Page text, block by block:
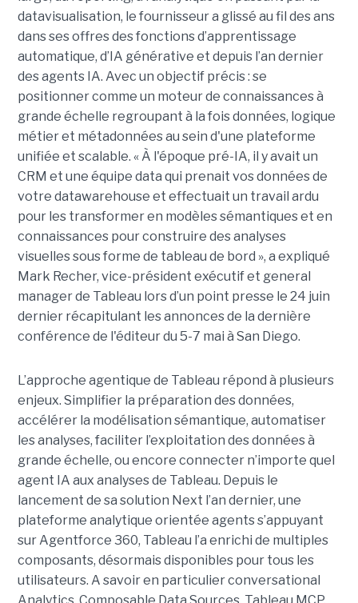
datavisualisation, le fournisseur a glissé au fil des ans
dans ses offres des fonctions d’apprentissage
automatique, d’IA générative et depuis l’an dernier
des agents IA. Avec un objectif précis : se
positionner comme un moteur de connaissances à
grande échelle regroupant à la fois données, logique
métier et métadonnées au sein d'une plateforme
unifiée et scalable. « À l'époque pré-IA, il y avait un
CRM et une équipe data qui prenait vos données de
votre datawarehouse et effectuait un travail ardu
pour les transformer en modèles sémantiques et en
connaissances pour construire des analyses
visuelles sous forme de tableau de bord », a expliqué
Mark Recher, vice-président exécutif et general
manager de Tableau lors d’un point presse le 24 juin
dernier récapitulant les annonces de la dernière
conférence de l'éditeur du 5-7 mai à San Diego.
L’approche agentique de Tableau répond à plusieurs
enjeux. Simplifier la préparation des données,
accélérer la modélisation sémantique, automatiser
les analyses, faciliter l’exploitation des données à
grande échelle, ou encore connecter n’importe quel
agent IA aux analyses de Tableau. Depuis le
lancement de sa solution Next l’an dernier, une
plateforme analytique orientée agents s’appuyant
sur Agentforce 360, Tableau l’a enrichi de multiples
composants, désormais disponibles pour tous les
utilisateurs. A savoir en particulier conversational